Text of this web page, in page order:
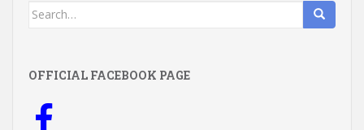
Search
OFFICIAL FACEBOOK PAGE